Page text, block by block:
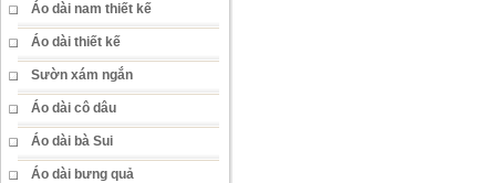
Áo dài nam thiết kế
Áo dài thiết kế
Sườn xám ngắn
Áo dài cô dâu
Áo dài bà Sui
Áo dài bưng quả